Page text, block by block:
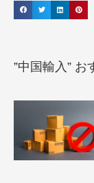
”中国輸入” お